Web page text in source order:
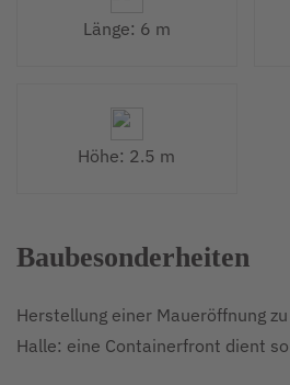
Länge: 6 m
Höhe: 2.5 m
Baubesonderheiten
Herstellung einer Maueröffnung
Halle: eine Containerfront dient